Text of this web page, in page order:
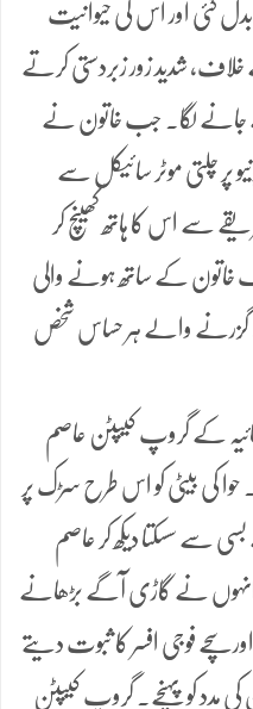
بدل گئی اور اس کی حیوانیت
شدید زور زبردستی کرتے
لگا۔ جب خاتون نے
پر چلتی موٹر سائیکل سے
سے اس کا ہاتھ کھینچ کر
خاتون کے ساتھ ہونے والی
گزرنے والے ہر حساس شخص
کے گروپ کیپٹن عاصم
کی بیٹی کو اس طرح سڑک پر
سے سسکتا دیکھ کر عاصم
نے گاڑی آگے بڑھانے
فوجی افسر کا ثبوت دیتے
کی مدد کو پہنچے۔ گروپ کیپٹن